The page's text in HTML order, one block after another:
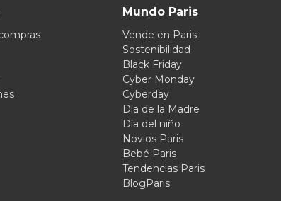
Mundo Paris
Vende en Paris
Sostenibilidad
Black Friday
Cyber Monday
Cyberday
Día de la Madre
Día del niño
Novios Paris
Bebé Paris
Tendencias Paris
BlogParis